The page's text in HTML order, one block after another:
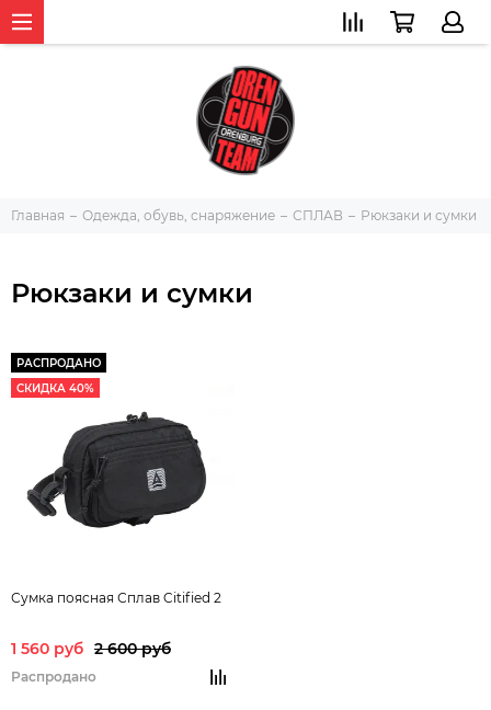
Главная Одежда, обувь, снаряжение СПЛАВ Рюкзаки и сумки
Рюкзаки и сумки
РАСПРОДАНО
СКИДКА 40%
Сумка поясная Сплав Citified 2
1 560 руб 2 600 руб
Распродано